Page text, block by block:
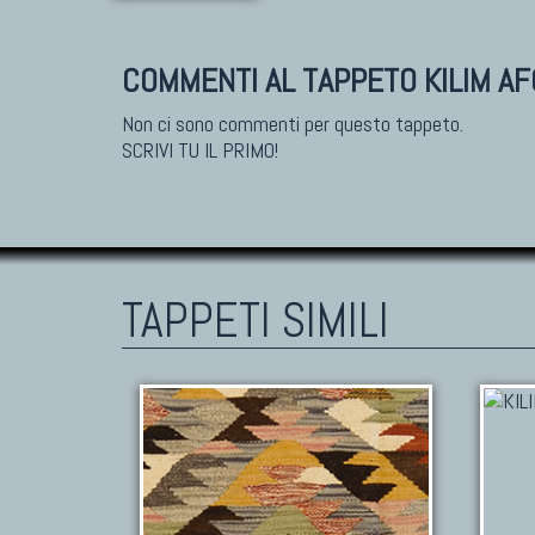
COMMENTI AL TAPPETO KILIM
Non ci sono commenti per questo tappeto.
SCRIVI TU IL PRIMO!
TAPPETI SIMILI